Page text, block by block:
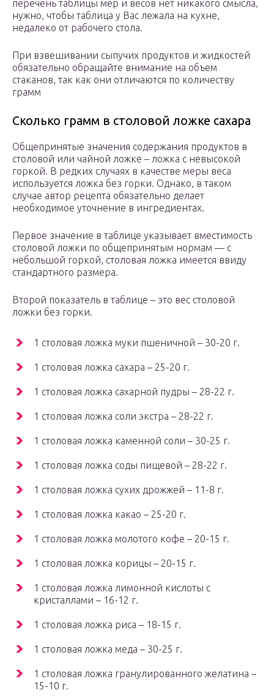
перечень таблицы мер и весов нет никакого смысла,
нужно, чтобы таблица у Вас лежала на кухне,
недалеко от рабочего стола.
При взвешивании сыпучих продуктов и жидкостей
обязательно обращайте внимание на объем
стаканов, так как они отличаются по количеству
грамм
Сколько грамм в столовой ложке сахара
Общепринятые значения содержания продуктов в
столовой или чайной ложке – ложка с невысокой
горкой. В редких случаях в качестве меры веса
используется ложка без горки. Однако, в таком
случае автор рецепта обязательно делает
необходимое уточнение в ингредиентах.
Первое значение в таблице указывает вместимость
столовой ложки по общепринятым нормам — с
небольшой горкой, столовая ложка имеется ввиду
стандартного размера.
Второй показатель в таблице – это вес столовой
ложки без горки.
1 столовая ложка муки пшеничной – 30-20 г.
1 столовая ложка сахара – 25-20 г.
1 столовая ложка сахарной пудры – 28-22 г.
1 столовая ложка соли экстра – 28-22 г.
1 столовая ложка каменной соли – 30-25 г.
1 столовая ложка соды пищевой – 28-22 г.
1 столовая ложка сухих дрожжей – 11-8 г.
1 столовая ложка какао – 25-20 г.
1 столовая ложка молотого кофе – 20-15 г.
1 столовая ложка корицы – 20-15 г.
1 столовая ложка лимонной кислоты с
кристаллами – 16-12 г.
1 столовая ложка риса – 18-15 г.
1 столовая ложка меда – 30-25 г.
1 столовая ложка гранулированного желатина –
15-10 г.